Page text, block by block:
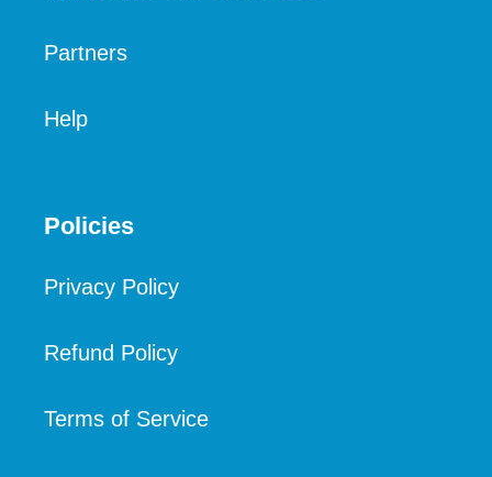
Partners
Help
Policies
Privacy Policy
Refund Policy
Terms of Service